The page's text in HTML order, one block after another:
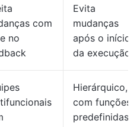
com
no
Evita
mudanças
após o início
da execução
Hierárquico,
com funções
predefinidas